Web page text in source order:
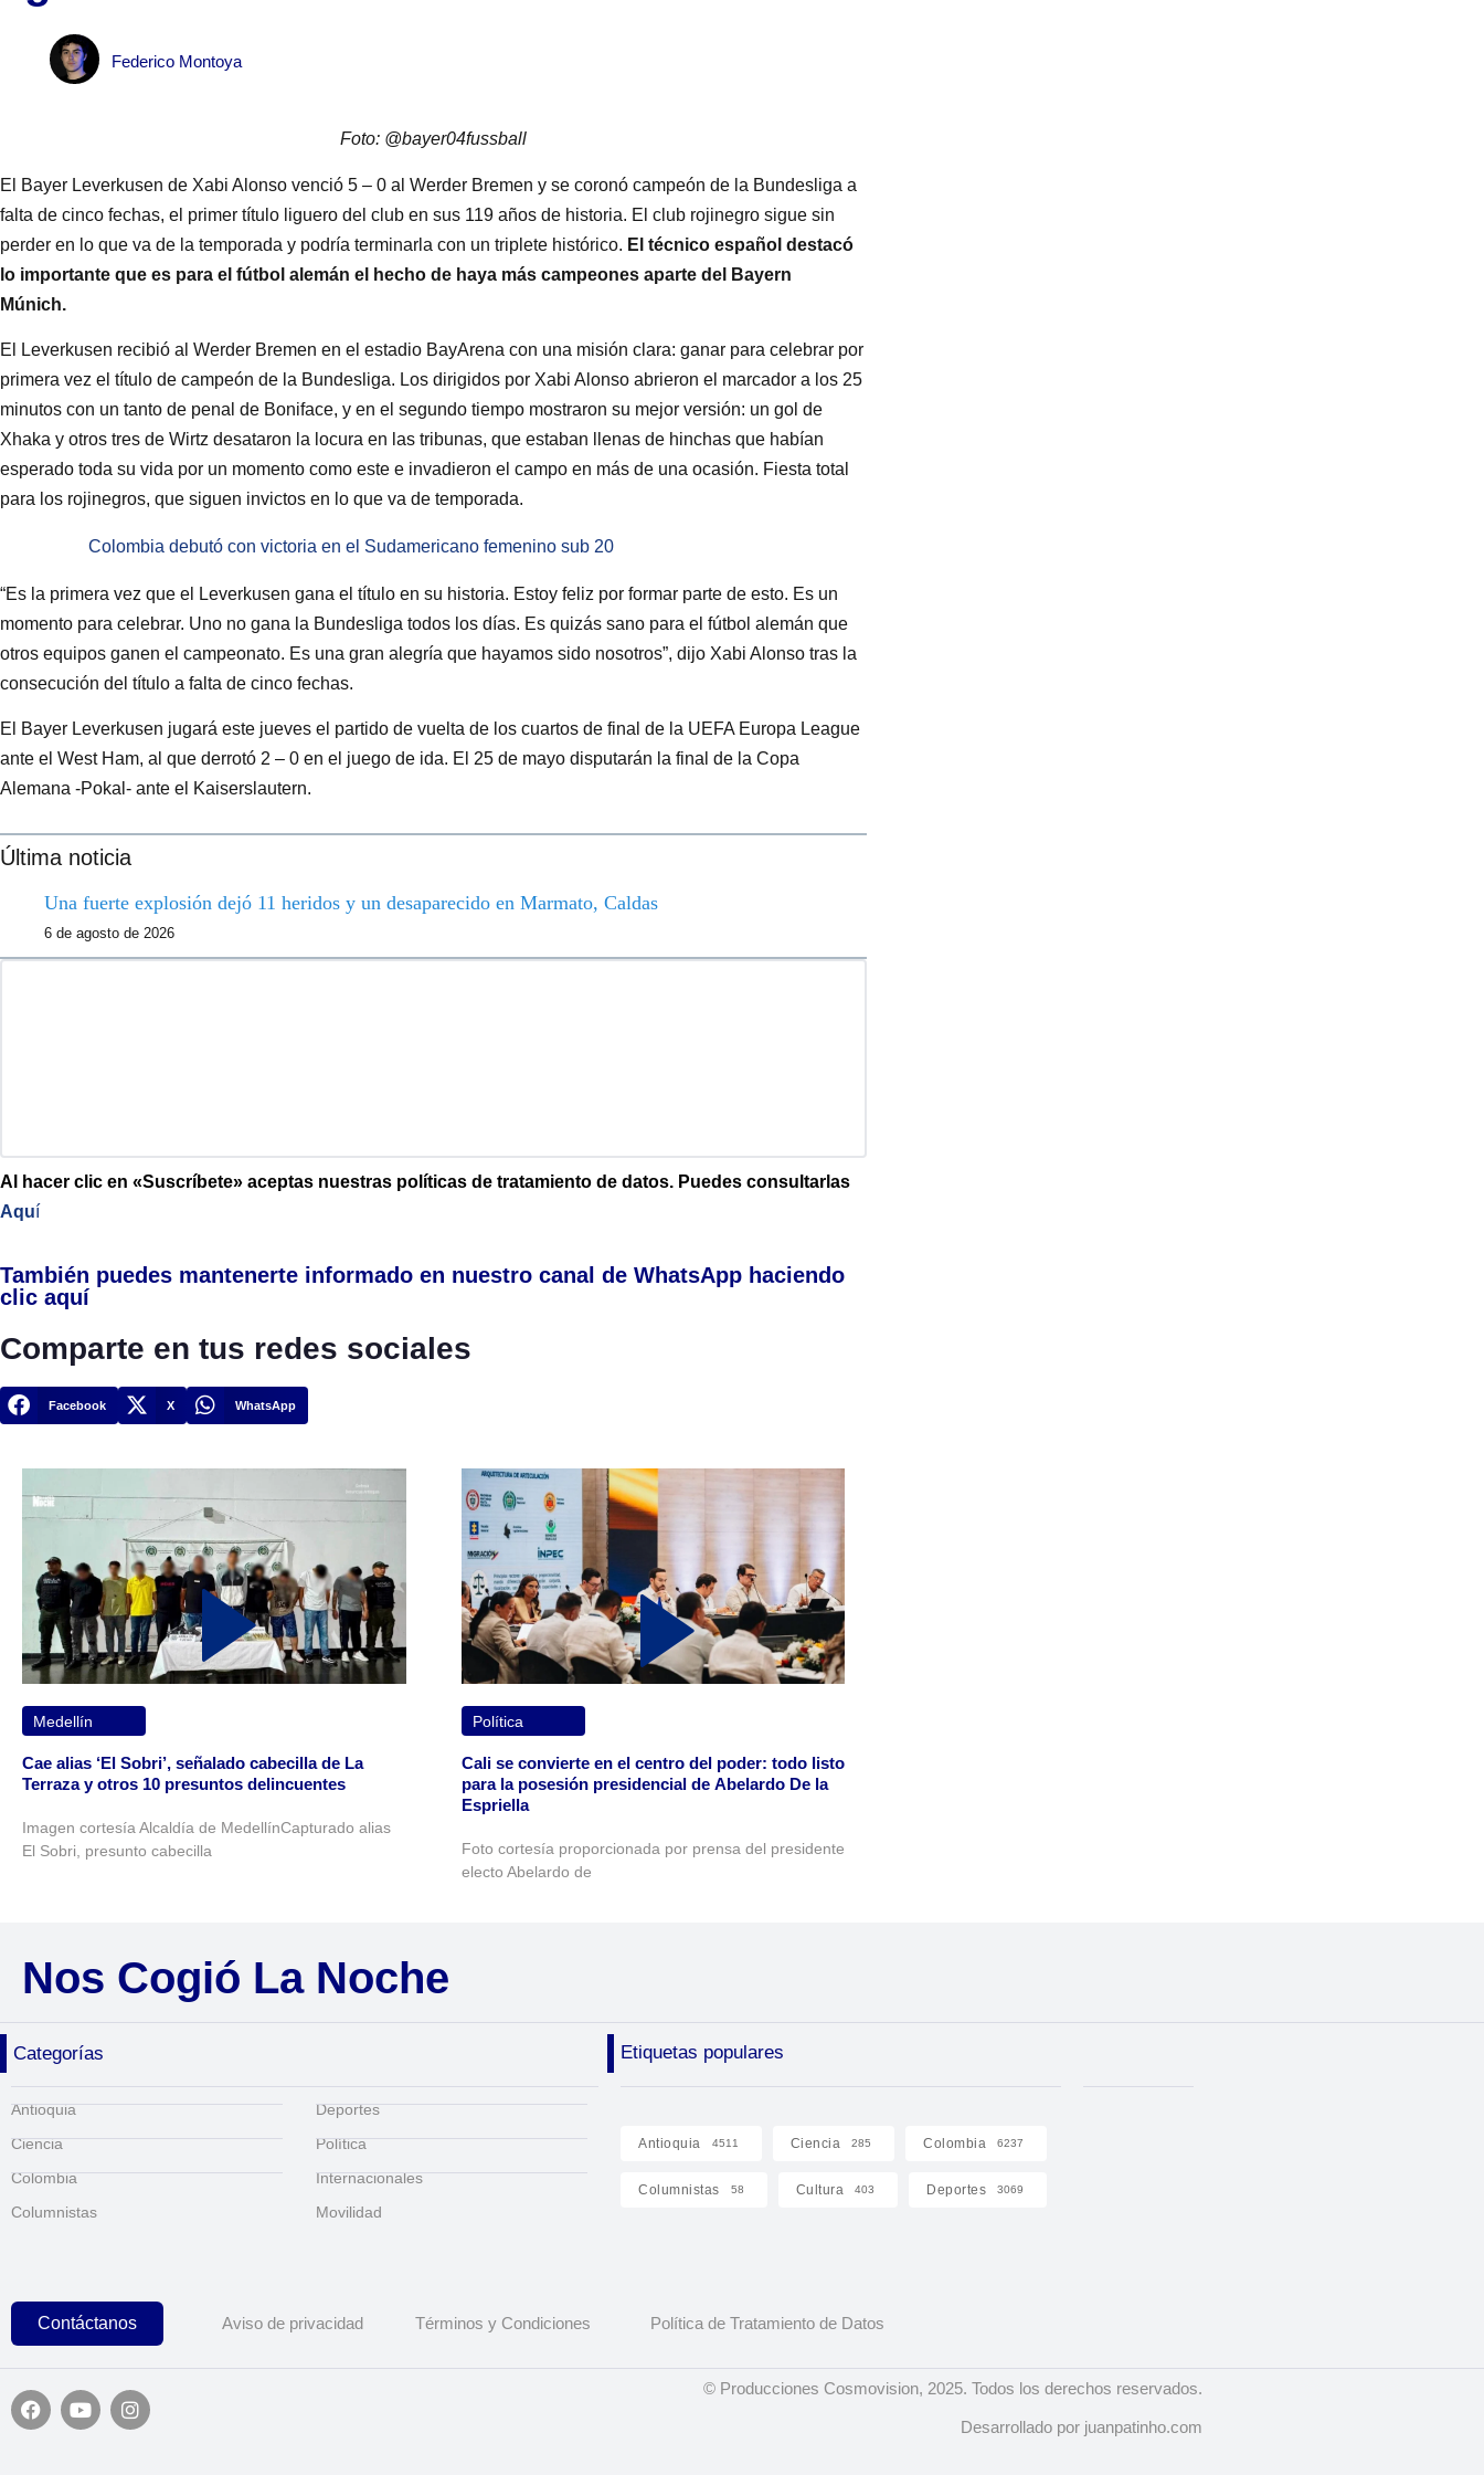
Federico Montoya
Foto: @bayer04fussball
El Bayer Leverkusen de Xabi Alonso venció 5 – 0 al Werder Bremen y se coronó campeón de la Bundesliga a
falta de cinco fechas, el primer título liguero del club en sus 119 años de historia. El club rojinegro sigue sin
perder en lo que va de la temporada y podría terminarla con un triplete histórico. El técnico español destacó
lo importante que es para el fútbol alemán el hecho de haya más campeones aparte del Bayern
Múnich.
El Leverkusen recibió al Werder Bremen en el estadio BayArena con una misión clara: ganar para celebrar por
primera vez el título de campeón de la Bundesliga. Los dirigidos por Xabi Alonso abrieron el marcador a los 25
minutos con un tanto de penal de Boniface, y en el segundo tiempo mostraron su mejor versión: un gol de
Xhaka y otros tres de Wirtz desataron la locura en las tribunas, que estaban llenas de hinchas que habían
esperado toda su vida por un momento como este e invadieron el campo en más de una ocasión. Fiesta total
para los rojinegros, que siguen invictos en lo que va de temporada.
Colombia debutó con victoria en el Sudamericano femenino sub 20
“Es la primera vez que el Leverkusen gana el título en su historia. Estoy feliz por formar parte de esto. Es un
momento para celebrar. Uno no gana la Bundesliga todos los días. Es quizás sano para el fútbol alemán que
otros equipos ganen el campeonato. Es una gran alegría que hayamos sido nosotros”, dijo Xabi Alonso tras la
consecución del título a falta de cinco fechas.
El Bayer Leverkusen jugará este jueves el partido de vuelta de los cuartos de final de la UEFA Europa League
ante el West Ham, al que derrotó 2 – 0 en el juego de ida. El 25 de mayo disputarán la final de la Copa
Alemana -Pokal- ante el Kaiserslautern.
Última noticia
Una fuerte explosión dejó 11 heridos y un desaparecido en Marmato, Caldas
6 de agosto de 2026
Al hacer clic en «Suscríbete» aceptas nuestras políticas de tratamiento de datos. Puedes consultarlas
Aquí
También puedes mantenerte informado en nuestro canal de WhatsApp haciendo
clic aquí
Comparte en tus redes sociales
Facebook X WhatsApp
Medellín
Cae alias ‘El Sobri’, señalado cabecilla de La
Terraza y otros 10 presuntos delincuentes
Imagen cortesía Alcaldía de MedellínCapturado alias
El Sobri, presunto cabecilla
Política
Cali se convierte en el centro del poder: todo listo
para la posesión presidencial de Abelardo De la
Espriella
Foto cortesía proporcionada por prensa del presidente
electo Abelardo de
Nos Cogió La Noche
Categorías Etiquetas populares
Antioquia
Ciencia
Colombia
Columnistas
Deportes
Política
Internacionales
Movilidad
Antioquia 4511 Ciencia 285 Colombia 6237
Columnistas 58 Cultura 403 Deportes 3069
Contáctanos Aviso de privacidad Términos y Condiciones Política de Tratamiento de Datos
© Producciones Cosmovision, 2025. Todos los derechos reservados.
Desarrollado por juanpatinho.com